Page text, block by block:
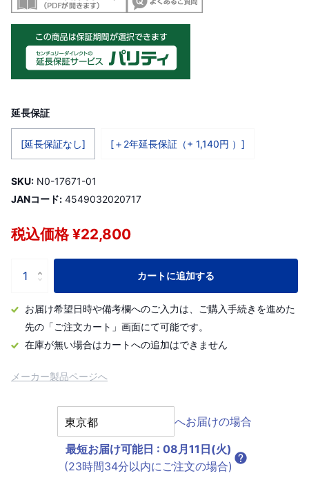
延長保証
[延長保証なし] [＋2年延長保証（+ 1,140円 ）]
SKU: N0-17671-01
JANコード: 4549032020717
税込価格 ¥22,800
カートに追加する
お届け希望日時や備考欄へのご入力は、ご購入手続きを進めた
先の「ご注文カート」画面にて可能です。
在庫が無い場合はカートへの追加はできません
メーカー製品ページへ
へお届けの場合
最短お届け可能日 : 08月11日(火)
(23時間34分以内にご注文の場合)